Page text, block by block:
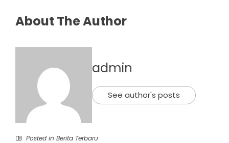
About The Author
admin
See author's posts
Posted in Berita Terbaru